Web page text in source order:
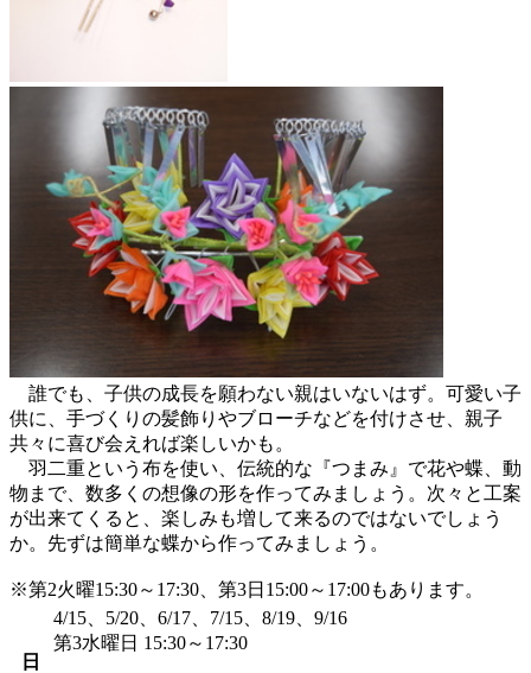
誰でも、子供の成長を願わない親はいないはず。可愛い子
供に、手づくりの髪飾りやブローチなどを付けさせ、親子
共々に喜び会えれば楽しいかも。
羽二重という布を使い、伝統的な『つまみ』で花や蝶、動
物まで、数多くの想像の形を作ってみましょう。次々と工案
が出来てくると、楽しみも増して来るのではないでしょう
か。先ずは簡単な蝶から作ってみましょう。
※第2火曜15:30～17:30、第3日15:00～17:00もあります。
日
4/15、5/20、6/17、7/15、8/19、9/16
第3水曜日 15:30～17:30